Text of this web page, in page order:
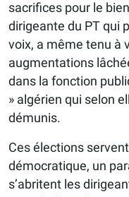
sacrifices pour le
dirigeante du PT qui
voix, a même tenu à
augmentations
dans la fonction
» algérien qui selon
démunis.
Ces élections
démocratique, un
s’abritent les